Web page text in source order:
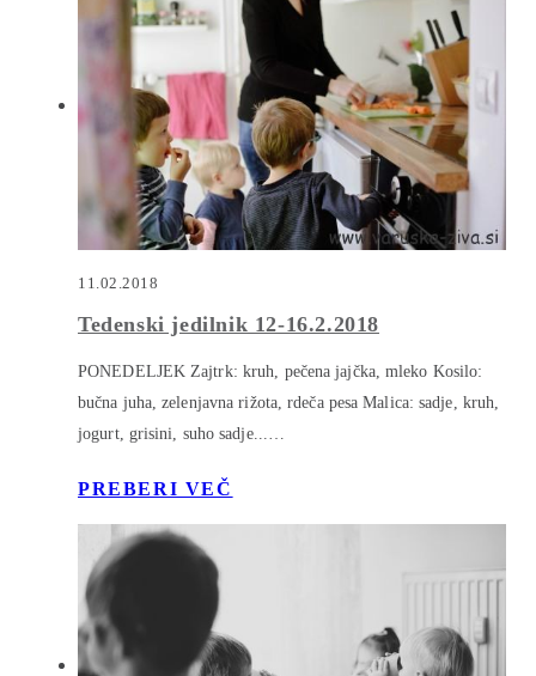
11.02.2018
Tedenski jedilnik 12-16.2.2018
PONEDELJEK Zajtrk: kruh, pečena jajčka, mleko Kosilo:
bučna juha, zelenjavna rižota, rdeča pesa Malica: sadje, kruh,
jogurt, grisini, suho sadje...…
PREBERI VEČ